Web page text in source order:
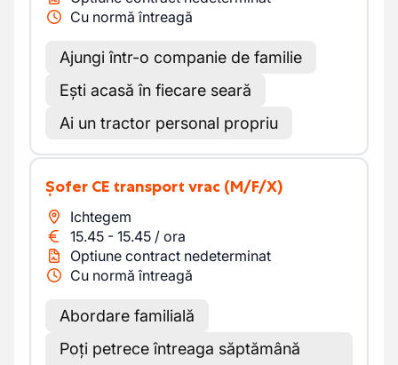
Cu normă întreagă
Ajungi într-o companie de familie
Ești acasă în fiecare seară
Ai un tractor personal propriu
Șofer CE transport vrac (M/F/X)
Ichtegem
15.45 - 15.45 / ora
Optiune contract nedeterminat
Cu normă întreagă
Abordare familială
Poți petrece întreaga săptămână